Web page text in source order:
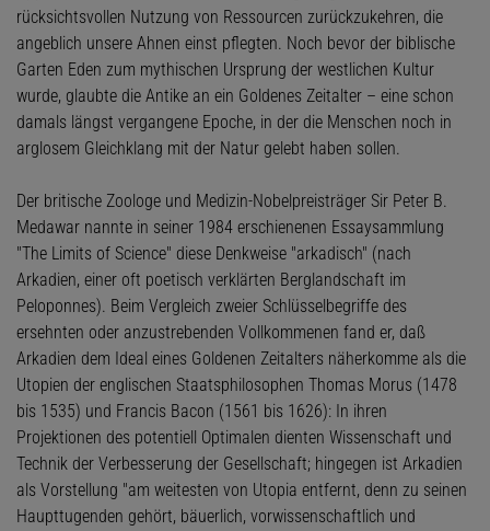
rücksichtsvollen Nutzung von Ressourcen zurückzukehren, die
angeblich unsere Ahnen einst pflegten. Noch bevor der biblische
Garten Eden zum mythischen Ursprung der westlichen Kultur
wurde, glaubte die Antike an ein Goldenes Zeitalter – eine schon
damals längst vergangene Epoche, in der die Menschen noch in
arglosem Gleichklang mit der Natur gelebt haben sollen.
Der britische Zoologe und Medizin-Nobelpreisträger Sir Peter B.
Medawar nannte in seiner 1984 erschienenen Essaysammlung
"The Limits of Science" diese Denkweise "arkadisch" (nach
Arkadien, einer oft poetisch verklärten Berglandschaft im
Peloponnes). Beim Vergleich zweier Schlüsselbegriffe des
ersehnten oder anzustrebenden Vollkommenen fand er, daß
Arkadien dem Ideal eines Goldenen Zeitalters näherkomme als die
Utopien der englischen Staatsphilosophen Thomas Morus (1478
bis 1535) und Francis Bacon (1561 bis 1626): In ihren
Projektionen des potentiell Optimalen dienten Wissenschaft und
Technik der Verbesserung der Gesellschaft; hingegen ist Arkadien
als Vorstellung "am weitesten von Utopia entfernt, denn zu seinen
Haupttugenden gehört, bäuerlich, vorwissenschaftlich und